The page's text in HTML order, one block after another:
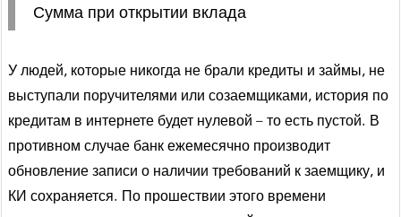
Сумма при открытии вклада
У людей, которые никогда не брали кредиты и займы, не
выступали поручителями или созаемщиками, история по
кредитам в интернете будет нулевой – то есть пустой. В
противном случае банк ежемесячно производит
обновление записи о наличии требований к заемщику, и
КИ сохраняется. По прошествии этого времени